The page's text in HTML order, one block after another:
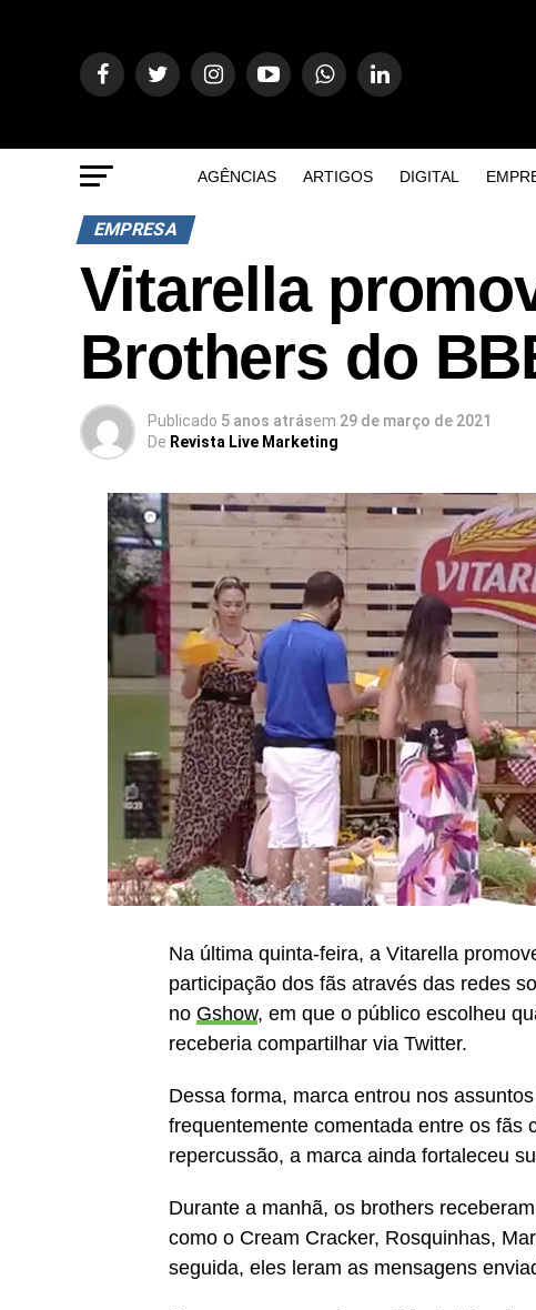
AGÊNCIAS ARTIGOS DIGITAL
EMPRESA
Vitarella
Brothers do
Publicado 5 anos atrásem 29 de março de 2021
De Revista Live Marketing
Na última quinta-feira, a Vitarella
participação dos fãs através das redes
no Gshow, em que o público escolheu
receberia compartilhar via Twitter.
Dessa forma, marca entrou nos
frequentemente comentada entre os fãs
repercussão, a marca ainda fortaleceu
Durante a manhã, os brothers
como o Cream Cracker, Rosquinhas,
seguida, eles leram as mensagens